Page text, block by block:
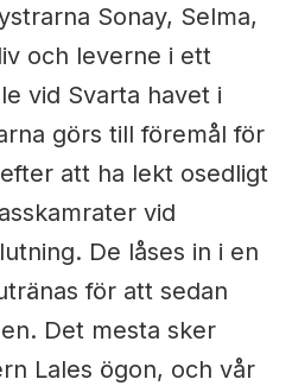
Sonay, Selma,
och leverne i ett
vid Svarta havet i
görs till föremål för
att ha lekt osedligt
vid
De låses in i en
för att sedan
Det mesta sker
Lales ögon, och vår